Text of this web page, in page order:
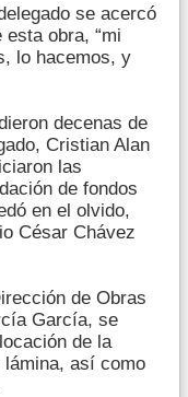
se acercó
obra, “mi
lo hacemos, y
decenas de
Cristian Alan
las
de fondos
en el olvido,
César Chávez
de Obras
García, se
de la
así como